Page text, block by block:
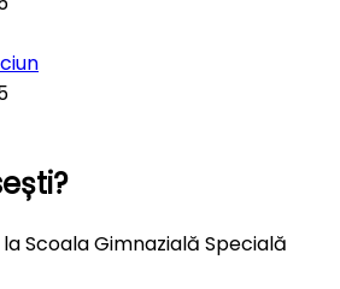
la Scoala Gimnazială Specială